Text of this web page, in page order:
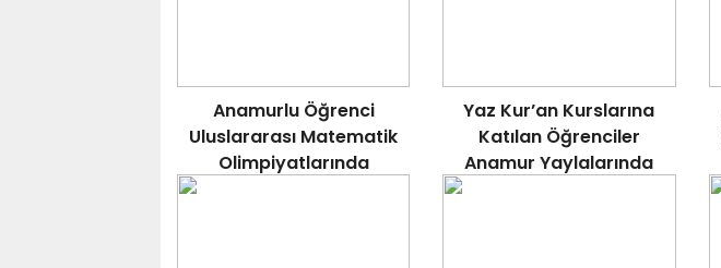
Anamurlu Öğrenci
Uluslararası Matematik
Olimpiyatlarında
Yaz Kur’an Kurslarına
Katılan Öğrenciler
Anamur Yaylalarında